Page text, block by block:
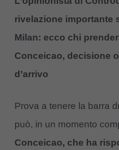
rivelazione importante
Milan: ecco chi
Conceicao, decisione
d’arrivo
Prova a tenere la barra
può, in un momento
Conceicao, che ha